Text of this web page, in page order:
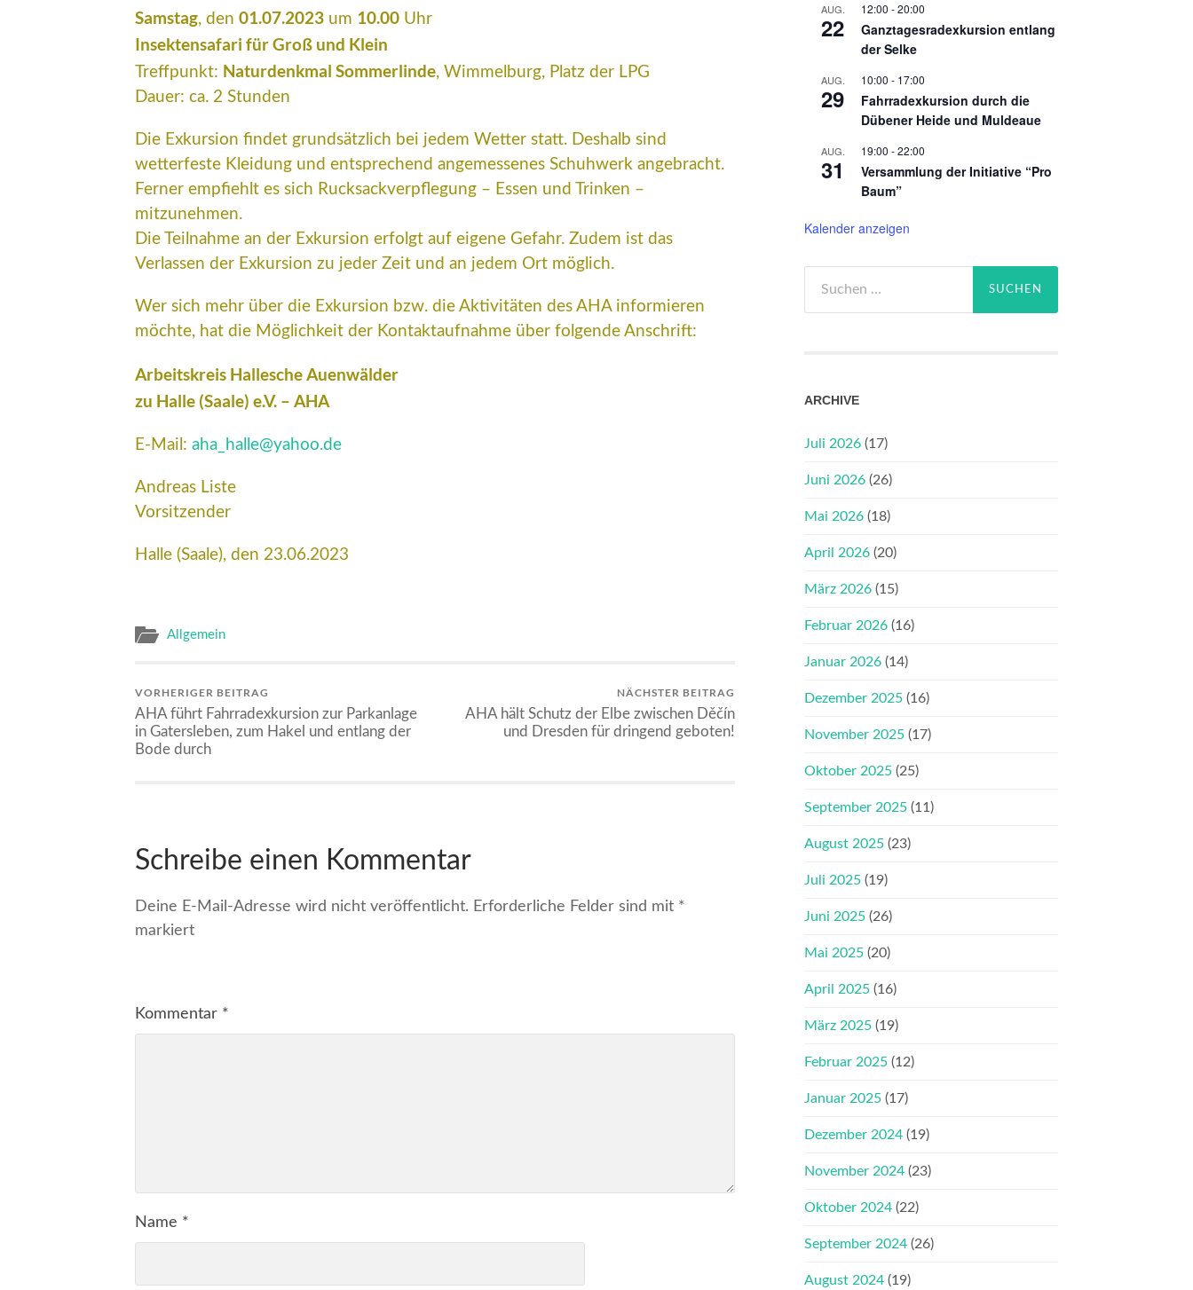
Samstag, den 01.07.2023 um 10.00 Uhr
Insektensafari für Groß und Klein
Treffpunkt: Naturdenkmal Sommerlinde, Wimmelburg, Platz der LPG
Dauer: ca. 2 Stunden
Die Exkursion findet grundsätzlich bei jedem Wetter statt. Deshalb sind
wetterfeste Kleidung und entsprechend angemessenes Schuhwerk angebracht.
Ferner empfiehlt es sich Rucksackverpflegung – Essen und Trinken –
mitzunehmen.
Die Teilnahme an der Exkursion erfolgt auf eigene Gefahr. Zudem ist das
Verlassen der Exkursion zu jeder Zeit und an jedem Ort möglich.
Wer sich mehr über die Exkursion bzw. die Aktivitäten des AHA informieren
möchte, hat die Möglichkeit der Kontaktaufnahme über folgende Anschrift:
Arbeitskreis Hallesche Auenwälder
zu Halle (Saale) e.V. – AHA
E-Mail: aha_halle@yahoo.de
Andreas Liste
Vorsitzender
Halle (Saale), den 23.06.2023
Allgemein
VORHERIGER BEITRAG
AHA führt Fahrradexkursion zur Parkanlage
in Gatersleben, zum Hakel und entlang der
Bode durch
NÄCHSTER BEITRAG
AHA hält Schutz der Elbe zwischen Děčín
und Dresden für dringend geboten!
Schreibe einen Kommentar
Deine E-Mail-Adresse wird nicht veröffentlicht. Erforderliche Felder sind mit *
markiert
Kommentar *
Name *
AUG.
22
12:00 -20:00
Ganztagesradexkursion entlang
der Selke
AUG.
29
10:00 - 17:00
Fahrradexkursion durch die
Dübener Heide und Muldeaue
AUG.
31
19:00 -22:00
Versammlung der Initiative “Pro
Baum”
Kalender anzeigen
nach:
ARCHIVE
Juli 2026 (17)
Juni 2026 (26)
Mai 2026 (18)
April 2026 (20)
März 2026 (15)
Februar 2026 (16)
Januar 2026 (14)
Dezember 2025 (16)
November 2025 (17)
Oktober 2025 (25)
September 2025 (11)
August 2025 (23)
Juli 2025 (19)
Juni 2025 (26)
Mai 2025 (20)
April 2025 (16)
März 2025 (19)
Februar 2025 (12)
Januar 2025 (17)
Dezember 2024 (19)
November 2024 (23)
Oktober 2024 (22)
September 2024 (26)
August 2024 (19)